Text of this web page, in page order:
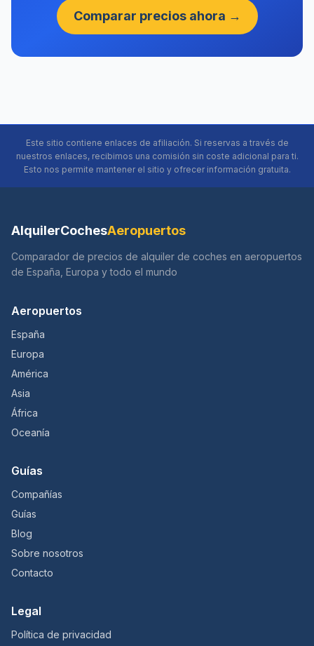
Comparar precios ahora →
Este sitio contiene enlaces de afiliación. Si reservas a través de
nuestros enlaces, recibimos una comisión sin coste adicional para ti.
Esto nos permite mantener el sitio y ofrecer información gratuita.
AlquilerCochesAeropuertos
Comparador de precios de alquiler de coches en aeropuertos
de España, Europa y todo el mundo
Aeropuertos
España
Europa
América
Asia
África
Oceanía
Guías
Compañías
Guías
Blog
Sobre nosotros
Contacto
Legal
Política de privacidad